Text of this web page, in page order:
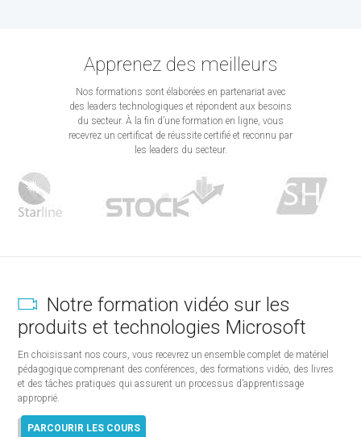
Apprenez des meilleurs
Nos formations sont élaborées en partenariat avec
des leaders technologiques et répondent aux besoins
du secteur. À la fin d’une formation en ligne, vous
recevrez un certificat de réussite certifié et reconnu par
les leaders du secteur.
Notre formation vidéo sur les
produits et technologies Microsoft
En choisissant nos cours, vous recevrez un ensemble complet de matériel
pédagogique comprenant des conférences, des formations vidéo, des livres
et des tâches pratiques qui assurent un processus d’apprentissage
approprié.
PARCOURIR LES COURS